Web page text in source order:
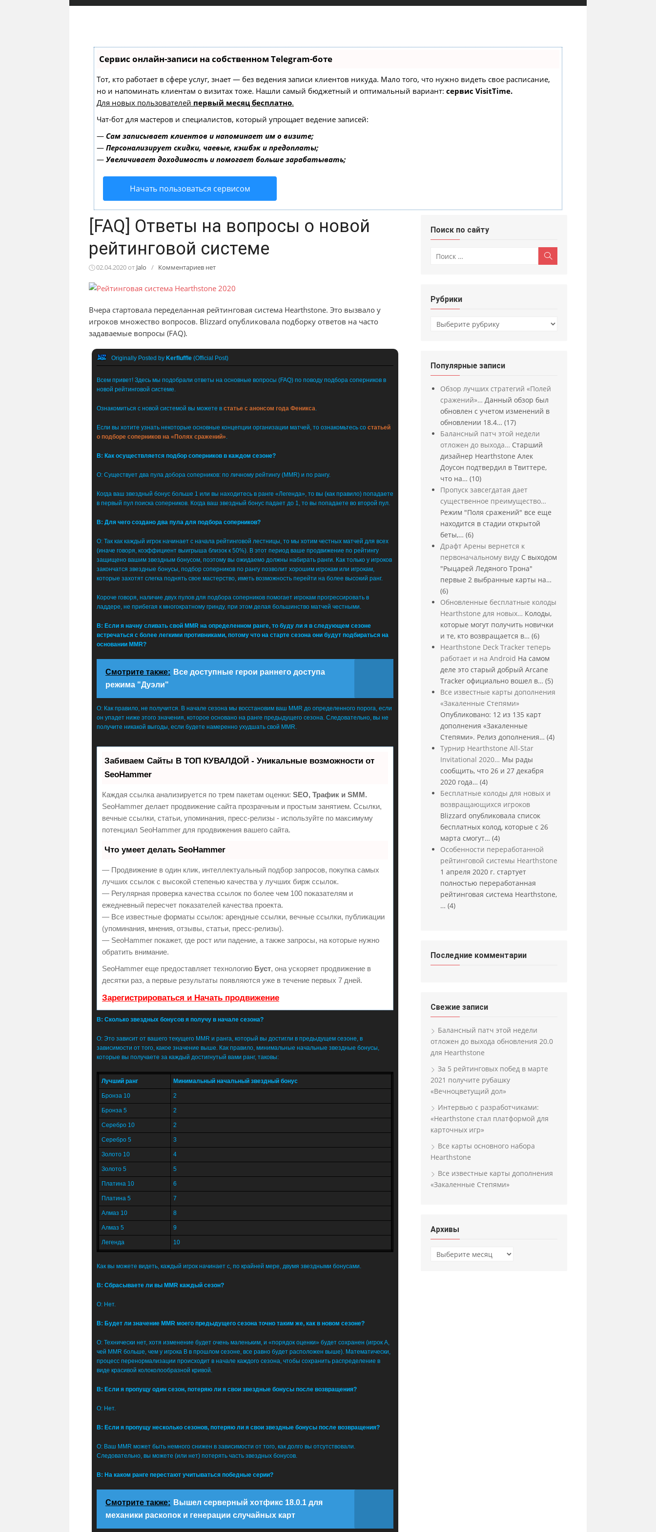
Сервис онлайн-записи на собственном Telegram-боте
Тот, кто работает в сфере услуг, знает — без ведения записи клиентов никуда. Мало того, что нужно видеть свое расписание,
но и напоминать клиентам о визитах тоже. Нашли самый бюджетный и оптимальный вариант: сервис VisitTime.
Для новых пользователей первый месяц бесплатно.
Чат-бот для мастеров и специалистов, который упрощает ведение записей:
— Сам записывает клиентов и напоминает им о визите;
— Персонализирует скидки, чаевые, кэшбэк и предоплаты;
— Увеличивает доходимость и помогает больше зарабатывать;
Начать пользоваться сервисом
[FAQ] Ответы на вопросы о новой
рейтинговой системе
02.04.2020от Jalo / Комментариев нет
Вчера стартовала переделанная рейтинговая система Hearthstone. Это вызвало у
игроков множество вопросов. Blizzard опубликовала подборку ответов на часто
задаваемые вопросы (FAQ).
Originally Posted by Kerfluffle (Official Post)
Всем привет! Здесь мы подобрали ответы на основные вопросы (FAQ) по поводу подбора соперников в
новой рейтинговой системе.
Ознакомиться с новой системой вы можете в статье с анонсом года Феникса.
Если вы хотите узнать некоторые основные концепции организации матчей, то ознакомьтесь со статьей
о подборе соперников на «Полях сражений».
В: Как осуществляется подбор соперников в каждом сезоне?
О: Существует два пула добора соперников: по личному рейтингу (MMR) и по рангу.
Когда ваш звездный бонус больше 1 или вы находитесь в ранге «Легенда», то вы (как правило) попадаете
в первый пул поиска соперников. Когда ваш звездный бонус падает до 1, то вы попадаете во второй пул.
В: Для чего создано два пула для подбора соперников?
О: Так как каждый игрок начинает с начала рейтинговой лестницы, то мы хотим честных матчей для всех
(иначе говоря, коэффициент выигрыша близок к 50%). В этот период ваше продвижение по рейтингу
защищено вашим звездным бонусом, поэтому вы ожидаемо должны набирать ранги. Как только у игроков
закончатся звездные бонусы, подбор соперников по рангу позволит хорошим игрокам или игрокам,
которые захотят слегка поднять свое мастерство, иметь возможность перейти на более высокий ранг.
Короче говоря, наличие двух пулов для подбора соперников помогает игрокам прогрессировать в
ладдере, не прибегая к многократному гринду, при этом делая большинство матчей честными.
В: Если я начну сливать свой MMR на определенном ранге, то буду ли я в следующем сезоне
встречаться с более легкими противниками, потому что на старте сезона они будут подбираться на
основании MMR?
Смотрите также: Все доступные герои раннего доступа
режима "Дуэли"
О: Как правило, не получится. В начале сезона мы восстановим ваш MMR до определенного порога, если
он упадет ниже этого значения, которое основано на ранге предыдущего сезона. Следовательно, вы не
получите никакой выгоды, если будете намеренно ухудшать свой MMR.
Забиваем Сайты В ТОП КУВАЛДОЙ - Уникальные возможности от
SeoHammer
Каждая ссылка анализируется по трем пакетам оценки: SEO, Трафик и SMM.
SeoHammer делает продвижение сайта прозрачным и простым занятием. Ссылки,
вечные ссылки, статьи, упоминания, пресс-релизы - используйте по максимуму
потенциал SeoHammer для продвижения вашего сайта.
Что умеет делать SeoHammer
— Продвижение в один клик, интеллектуальный подбор запросов, покупка самых
лучших ссылок с высокой степенью качества у лучших бирж ссылок.
— Регулярная проверка качества ссылок по более чем 100 показателям и
ежедневный пересчет показателей качества проекта.
— Все известные форматы ссылок: арендные ссылки, вечные ссылки, публикации
(упоминания, мнения, отзывы, статьи, пресс-релизы).
— SeoHammer покажет, где рост или падение, а также запросы, на которые нужно
обратить внимание.
SeoHammer еще предоставляет технологию Буст, она ускоряет продвижение в
десятки раз, а первые результаты появляются уже в течение первых 7 дней.
Зарегистрироваться и Начать продвижение
В: Сколько звездных бонусов я получу в начале сезона?
О: Это зависит от вашего текущего MMR и ранга, который вы достигли в предыдущем сезоне, в
зависимости от того, какое значение выше. Как правило, минимальные начальные звездные бонусы,
которые вы получаете за каждый достигнутый вами ранг, таковы:
Лучший ранг Минимальный начальный звездный бонус
Бронза 10 2
Бронза 5 2
Серебро 10 2
Серебро 5 3
Золото 10 4
Золото 5 5
Платина 10 6
Платина 5 7
Алмаз 10 8
Алмаз 5 9
Легенда 10
Как вы можете видеть, каждый игрок начинает с, по крайней мере, двумя звездными бонусами.
В: Сбрасываете ли вы MMR каждый сезон?
О: Нет.
В: Будет ли значение MMR моего предыдущего сезона точно таким же, как в новом сезоне?
О: Технически нет, хотя изменение будет очень маленьким, и «порядок оценки» будет сохранен (игрок A,
чей MMR больше, чем у игрока B в прошлом сезоне, все равно будет расположен выше). Математически,
процесс перенормализации происходит в начале каждого сезона, чтобы сохранить распределение в
виде красивой колоколообразной кривой.
В: Если я пропущу один сезон, потеряю ли я свои звездные бонусы после возвращения?
О: Нет.
В: Если я пропущу несколько сезонов, потеряю ли я свои звездные бонусы после возвращения?
О: Ваш MMR может быть немного снижен в зависимости от того, как долго вы отсутствовали.
Следовательно, вы можете (или нет) потерять часть звездных бонусов.
В: На каком ранге перестают учитываться победные серии?
Смотрите также: Вышел серверный хотфикс 18.0.1 для
механики раскопок и генерации случайных карт
Поиск по сайту
Рубрики
Рубрики
Популярные записи
Обзор лучших стратегий «Полей
сражений»… Данный обзор был
обновлен с учетом изменений в
обновлении 18.4… (17)
Балансный патч этой недели
отложен до выхода… Старший
дизайнер Hearthstone Алек
Доусон подтвердил в Твиттере,
что на… (10)
Пропуск завсегдатая дает
существенное преимущество…
Режим "Поля сражений" все еще
находится в стадии открытой
беты,… (6)
Драфт Арены вернется к
первоначальному виду С выходом
"Рыцарей Ледяного Трона"
первые 2 выбранные карты на…
(6)
Обновленные бесплатные колоды
Hearthstone для новых… Колоды,
которые могут получить новички
и те, кто возвращается в… (6)
Hearthstone Deck Tracker теперь
работает и на Android На самом
деле это старый добрый Arcane
Tracker официально вошел в… (5)
Все известные карты дополнения
«Закаленные Степями»
Опубликовано: 12 из 135 карт
дополнения «Закаленные
Степями». Релиз дополнения… (4)
Турнир Hearthstone All-Star
Invitational 2020… Мы рады
сообщить, что 26 и 27 декабря
2020 года… (4)
Бесплатные колоды для новых и
возвращающихся игроков
Blizzard опубликовала список
бесплатных колод, которые с 26
марта смогут… (4)
Особенности переработанной
рейтинговой системы Hearthstone
1 апреля 2020 г. стартует
полностью переработанная
рейтинговая система Hearthstone,
… (4)
Последние комментарии
Свежие записи
Балансный патч этой недели
отложен до выхода обновления 20.0
для Hearthstone
За 5 рейтинговых побед в марте
2021 получите рубашку
«Вечноцветущий дол»
Интервью с разработчиками:
«Hearthstone стал платформой для
карточных игр»
Все карты основного набора
Hearthstone
Все известные карты дополнения
«Закаленные Степями»
Архивы
Архивы